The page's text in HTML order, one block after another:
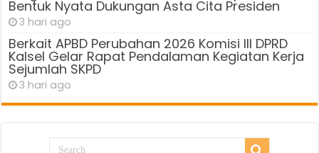
Bentuk Nyata Dukungan Asta Cita Presiden
3 hari ago
Berkait APBD Perubahan 2026 Komisi III DPRD
Kalsel Gelar Rapat Pendalaman Kegiatan Kerja
Sejumlah SKPD
3 hari ago